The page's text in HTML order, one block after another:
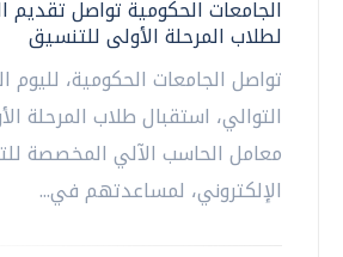
الجامعات الحكومية تواصل تقديم
لطلاب المرحلة الأولى للتنسيق
تواصل الجامعات الحكومية، لليوم
التوالي، استقبال طلاب المرحلة
معامل الحاسب الآلي المخصصة
الإلكتروني، لمساعدتهم في...